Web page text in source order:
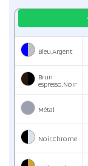
Bleu,Argent
Brun
espresso,Noir
Métal
Noir,Chrome